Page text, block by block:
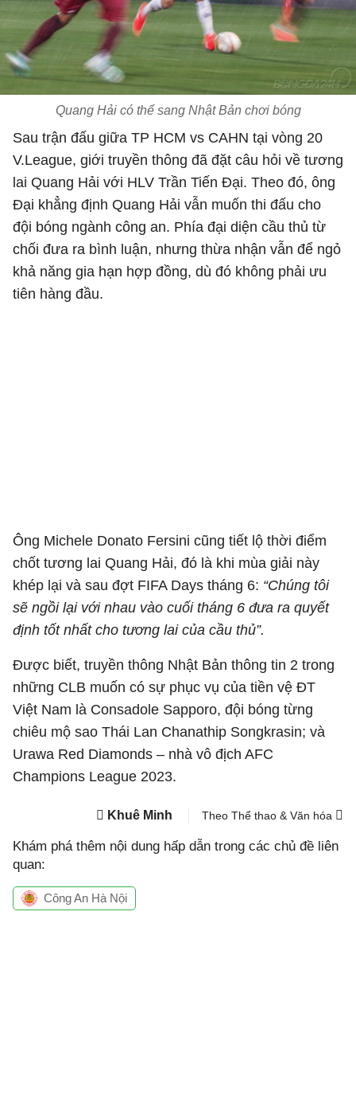
Quang Hải có thể sang Nhật Bản chơi bóng
Sau trận đấu giữa TP HCM vs CAHN tại vòng 20
V.League, giới truyền thông đã đặt câu hỏi về tương
lai Quang Hải với HLV Trần Tiến Đại. Theo đó, ông
Đại khẳng định Quang Hải vẫn muốn thi đấu cho
đội bóng ngành công an. Phía đại diện cầu thủ từ
chối đưa ra bình luận, nhưng thừa nhận vẫn để ngỏ
khả năng gia hạn hợp đồng, dù đó không phải ưu
tiên hàng đầu.
Ông Michele Donato Fersini cũng tiết lộ thời điểm
chốt tương lai Quang Hải, đó là khi mùa giải này
khép lại và sau đợt FIFA Days tháng 6: “Chúng tôi
sẽ ngồi lại với nhau vào cuối tháng 6 đưa ra quyết
định tốt nhất cho tương lai của cầu thủ”.
Được biết, truyền thông Nhật Bản thông tin 2 trong
những CLB muốn có sự phục vụ của tiền vệ ĐT
Việt Nam là Consadole Sapporo, đội bóng từng
chiêu mộ sao Thái Lan Chanathip Songkrasin; và
Urawa Red Diamonds – nhà vô địch AFC
Champions League 2023.
Khuê Minh Theo Thể thao & Văn hóa
Khám phá thêm nội dung hấp dẫn trong các chủ đề liên
quan:
Công An Hà Nội